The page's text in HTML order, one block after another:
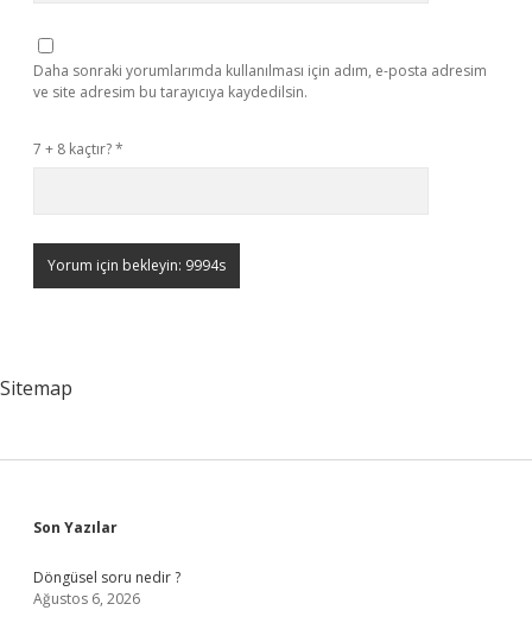
Daha sonraki yorumlarımda kullanılması için adım, e-posta adresim
ve site adresim bu tarayıcıya kaydedilsin.
7 + 8 kaçtır?*
Sitemap
Sidebar
Son Yazılar
Döngüsel soru nedir ?
Ağustos 6, 2026